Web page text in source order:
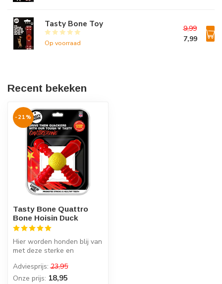
Tasty Bone Toy
Op voorraad
9,99
7,99
Recent bekeken
-21%
Tasty Bone Quattro
Bone Hoisin Duck
Hier worden honden blij van
met deze sterke en
met Eend ...
Adviesprijs: 23,95
Onze prijs: 18,95